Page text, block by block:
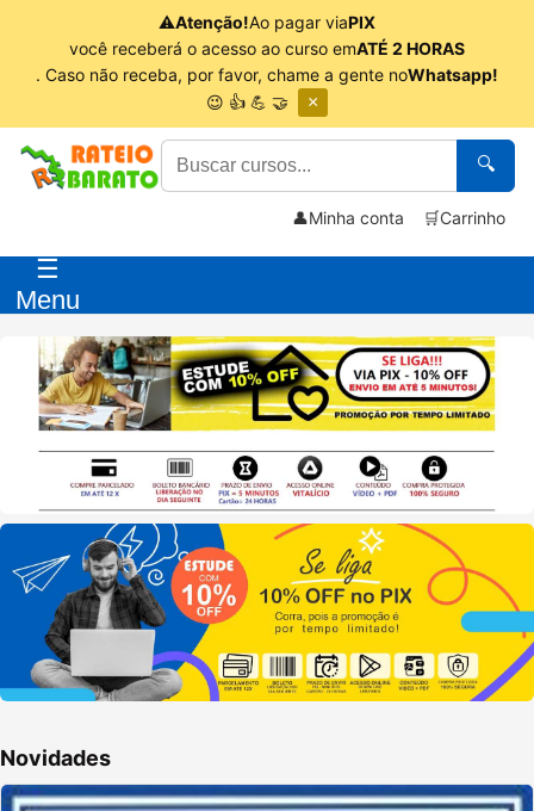
⚠Atenção!Ao pagar viaPIX
você receberá o acesso ao curso emATÉ 2 HORAS
. Caso não receba, por favor, chame a gente noWhatsapp!
😉 👍 💪 🤝
×
🔍
👤Minha conta 🛒Carrinho
☰
Menu
Novidades